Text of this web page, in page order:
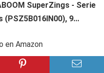
SuperZings - Serie
9...
en Amazon